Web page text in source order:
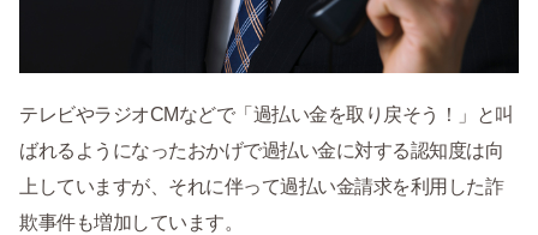
テレビやラジオCMなどで「過払い金を取り戻そう！」と叫
ばれるようになったおかげで過払い金に対する認知度は向
上していますが、それに伴って過払い金請求を利用した詐
欺事件も増加しています。